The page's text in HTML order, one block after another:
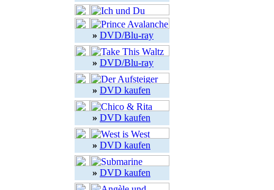
» DVD/Blu-ray
» DVD/Blu-ray
» DVD kaufen
» DVD kaufen
» DVD kaufen
» DVD kaufen